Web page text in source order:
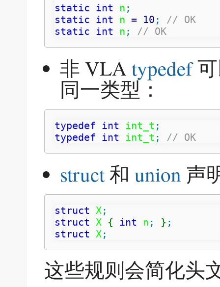
static int n ;
static int n = 10 ;
// OK
static int n ; // OK
非 VLA typedef可
同一类型：
typedef int int_t ;
typedef int int_t ; // OK
struct和 union 声
struct X;
struct X { int n ; } ;
struct X;
这些规则会简化头